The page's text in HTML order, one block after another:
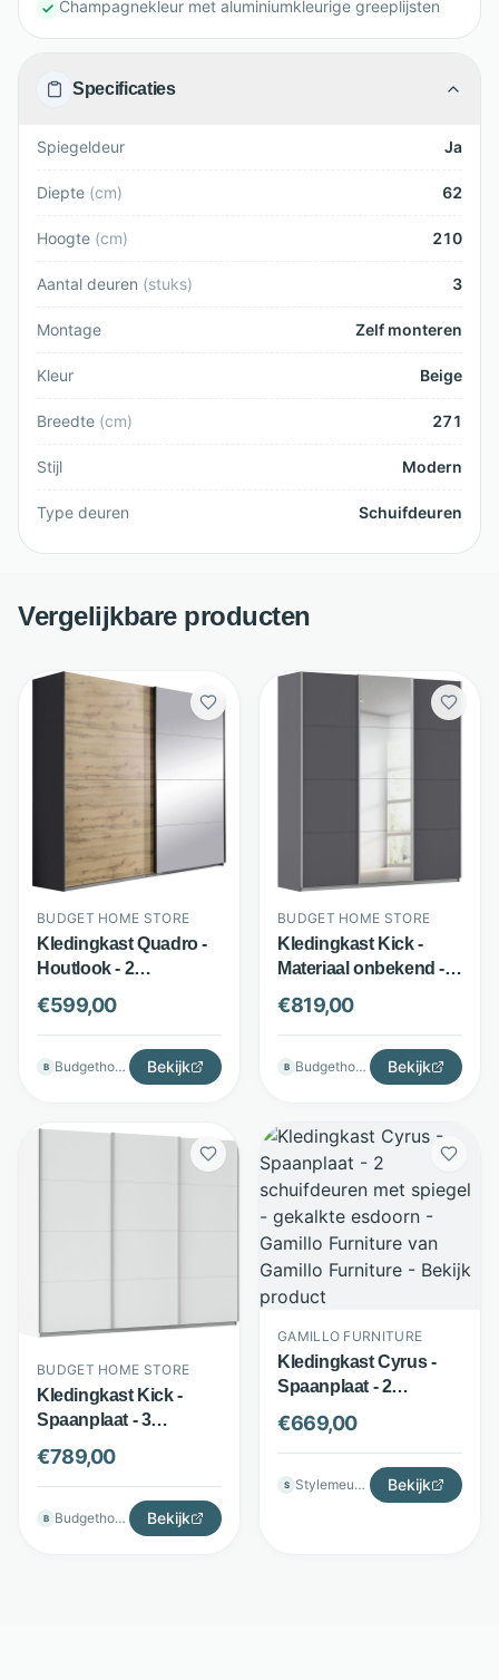
Champagnekleur met aluminiumkleurige greeplijsten
Specificaties
Spiegeldeur Ja
Diepte (cm) 62
Hoogte (cm) 210
Aantal deuren (stuks) 3
Montage Zelf monteren
Kleur Beige
Breedte (cm) 271
Stijl Modern
Type deuren Schuifdeuren
Vergelijkbare producten
BUDGET HOME STORE
Kledingkast Quadro -
Houtlook - 2
schuifdeuren met
spiegel - Eiken-grijs -
Budget Home Store
€599,00
B Budgethomestore Bekijk
BUDGET HOME STORE
Kledingkast Kick -
Materiaal onbekend - 3
schuifdeuren met
spiegel - Grijs metallic -
Budget Home Store
€819,00
B Budgethomestore Bekijk
BUDGET HOME STORE
Kledingkast Kick -
Spaanplaat - 3
schuifdeuren - Wit -
Budget Home Store
€789,00
B Budgethomestore Bekijk
GAMILLO FURNITURE
Kledingkast Cyrus -
Spaanplaat - 2
schuifdeuren met
spiegel - gekalkte
esdoorn - Gamillo
Furniture
€669,00
S Stylemeubels Bekijk